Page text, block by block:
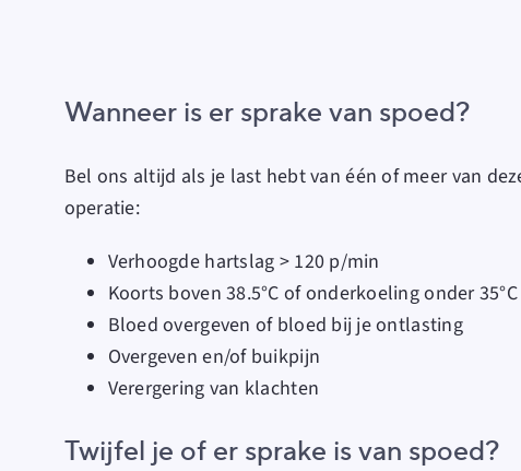
Wanneer is er sprake van spoed?
Bel ons altijd als je last hebt van één of meer van
operatie:
Verhoogde hartslag > 120 p/min
Koorts boven 38.5°C of onderkoeling onder 35°C
Bloed overgeven of bloed bij je ontlasting
Overgeven en/of buikpijn
Verergering van klachten
Twijfel je of er sprake is van spoed?